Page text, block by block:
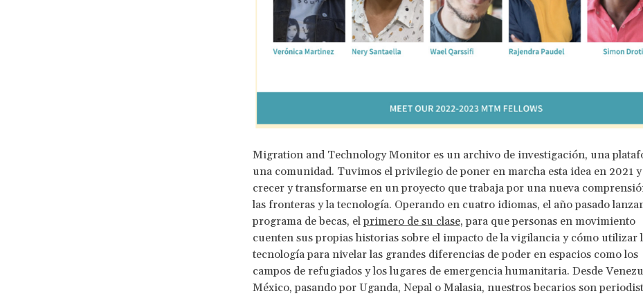
Migration and Technology Monitor es un archivo de investigación, una
una comunidad. Tuvimos el privilegio de poner en marcha esta idea en 2021
crecer y transformarse en un proyecto que trabaja por una nueva
las fronteras y la tecnología. Operando en cuatro idiomas, el año pasado
programa de becas, elprimero de su clase, para que personas en movimiento
cuenten sus propias historias sobre el impacto de la vigilancia y cómo utilizar
tecnología para nivelar las grandes diferencias de poder en espacios como los
campos de refugiados y los lugares de emergencia humanitaria. Desde
México, pasando por Uganda, Nepal o Malasia, nuestros becarios son